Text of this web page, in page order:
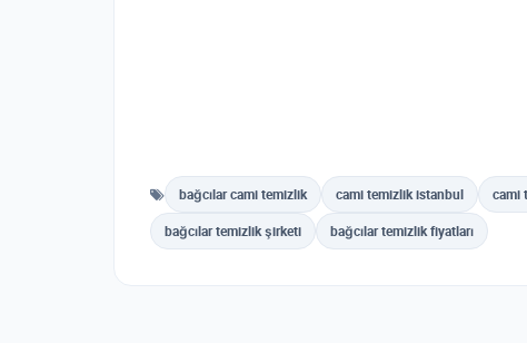
bağcılar cami temizlik cami temizlik istanbul cami
bağcılar temizlik şirketi bağcılar temizlik fiyatları